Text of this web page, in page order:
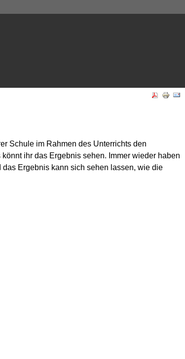
Schule im Rahmen des Unterrichts den
ihr das Ergebnis sehen. Immer wieder haben
Ergebnis kann sich sehen lassen, wie die